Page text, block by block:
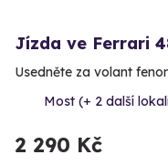
Jízda ve Ferrari
Usedněte za volant
Most (+ 2 další
2 290 Kč